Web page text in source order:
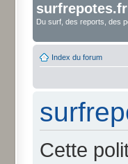
surfrepotes.fr
Du surf, des reports, des
Index du forum
Cette